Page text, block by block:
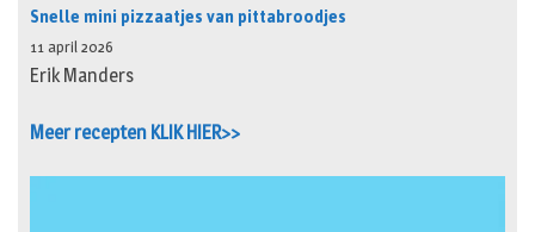
Snelle mini pizzaatjes van pittabroodjes
11 april 2026
Erik Manders
Meer recepten KLIK HIER>>